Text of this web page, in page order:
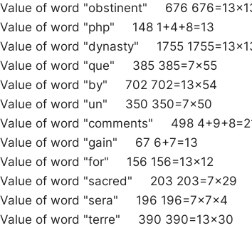
Value of word "obstinent" 676
Value of word "php" 148 1+4+8=13
Value of word "dynasty" 1755
Value of word "que" 385 385=7×55
Value of word "by" 702 702=13×54
Value of word "un" 350 350=7×50
Value of word "comments" 498
Value of word "gain" 67 6+7=13
Value of word "for" 156 156=13×12
Value of word "sacred" 203 203=7×29
Value of word "sera" 196 196=7x7x4
Value of word "terre" 390 390=13×30